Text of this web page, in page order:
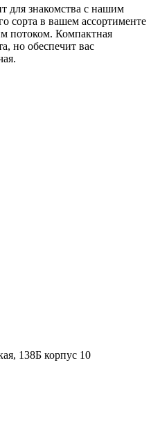
для знакомства с нашим
сорта в вашем ассортименте
потоком. Компактная
но обеспечит вас
138Б корпус 10